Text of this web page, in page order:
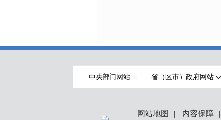
中央部门网站 省（区市）政府网站
网站地图 | 内容保障 |